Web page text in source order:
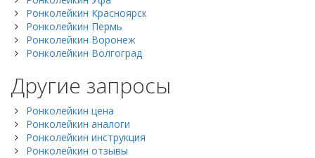
Ронколейкин Красноярск
Ронколейкин Пермь
Ронколейкин Воронеж
Ронколейкин Волгоград
Другие запросы
Ронколейкин цена
Ронколейкин аналоги
Ронколейкин инструкция
Ронколейкин отзывы